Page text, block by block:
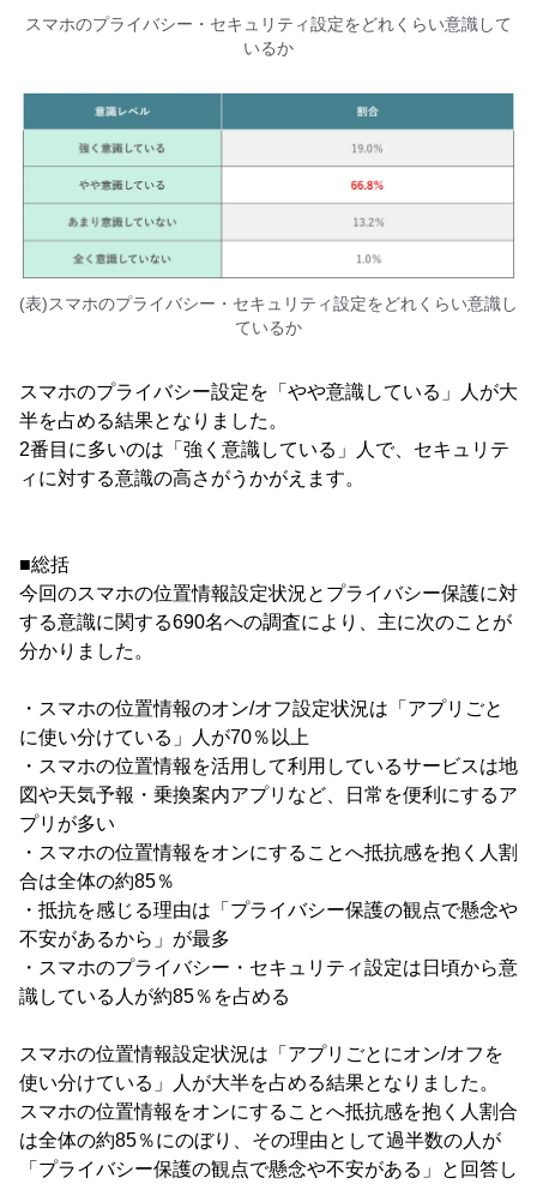
スマホのプライバシー・セキュリティ設定をどれくらい意識して
いるか
(表)スマホのプライバシー・セキュリティ設定をどれくらい意識し
ているか
スマホのプライバシー設定を「やや意識している」人が大
半を占める結果となりました。
2番目に多いのは「強く意識している」人で、セキュリテ
ィに対する意識の高さがうかがえます。
■総括
今回のスマホの位置情報設定状況とプライバシー保護に対
する意識に関する690名への調査により、主に次のことが
分かりました。
・スマホの位置情報のオン/オフ設定状況は「アプリごと
に使い分けている」人が70％以上
・スマホの位置情報を活用して利用しているサービスは地
図や天気予報・乗換案内アプリなど、日常を便利にするア
プリが多い
・スマホの位置情報をオンにすることへ抵抗感を抱く人割
合は全体の約85％
・抵抗を感じる理由は「プライバシー保護の観点で懸念や
不安があるから」が最多
・スマホのプライバシー・セキュリティ設定は日頃から意
識している人が約85％を占める
スマホの位置情報設定状況は「アプリごとにオン/オフを
使い分けている」人が大半を占める結果となりました。
スマホの位置情報をオンにすることへ抵抗感を抱く人割合
は全体の約85％にのぼり、その理由として過半数の人が
「プライバシー保護の観点で懸念や不安がある」と回答し